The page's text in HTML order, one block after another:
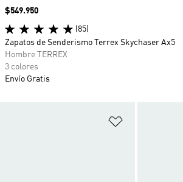
Precio
$549.950
(85)
Zapatos de Senderismo Terrex Skychaser Ax5
Hombre TERREX
3 colores
Envío Gratis